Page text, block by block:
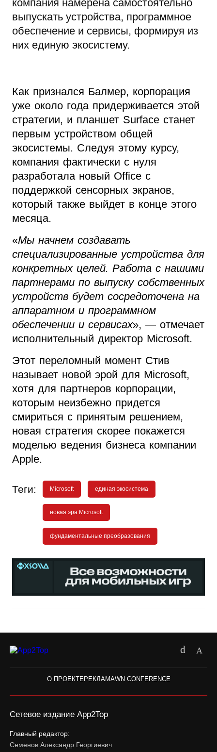
компания намерена самостоятельно
выпускать устройства, программное
обеспечение и сервисы, формируя из
них единую экосистему.
Как признался Балмер, корпорация
уже около года придерживается этой
стратегии, и планшет Surface станет
первым устройством общей
экосистемы. Следуя этому курсу,
компания фактически с нуля
разработала новый Office с
поддержкой сенсорных экранов,
который также выйдет в конце этого
месяца.
«Мы начнем создавать
специализированные устройства для
конкретных целей. Работа с нашими
партнерами по выпуску собственных
устройств будет сосредоточена на
аппаратном и программном
обеспечении и сервисах», — отмечает
исполнительный директор Microsoft.
Этот переломный момент Стив
называет новой эрой для Microsoft,
хотя для партнеров корпорации,
которым неизбежно придется
смириться с принятым решением,
новая стратегия скорее покажется
моделью ведения бизнеса компании
Apple.
Теги: Microsoft единая экосистема
новая эра Microsoft
фундаментальные преобразования
О ПРОЕКТЕРЕКЛАМАWN CONFERENCE
Сетевое издание App2Top
Главный редактор:
Семенов Александр Георгиевич